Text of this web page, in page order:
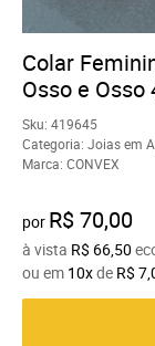
Colar
Osso e
Sku: 419645
Categoria: Joias em
Marca: CONVEX
por R$ 70,00
à vista R$ 66,50
ou em 10xde R$